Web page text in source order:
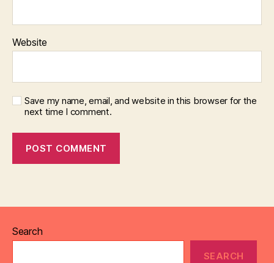
Website
Save my name, email, and website in this browser for the
next time I comment.
Search
SEARCH